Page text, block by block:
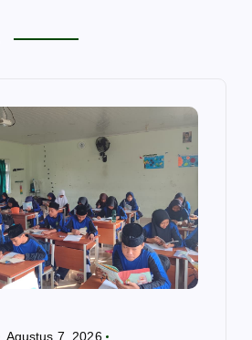
Agustus 7, 2026